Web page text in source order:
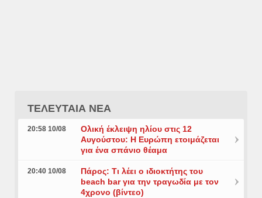
ΤΕΛΕΥΤΑΙΑ ΝΕΑ
20:58 10/08
Ολική έκλειψη ηλίου στις 12
Αυγούστου: Η Ευρώπη ετοιμάζεται
για ένα σπάνιο θέαμα
20:40 10/08
Πάρος: Τι λέει ο ιδιοκτήτης του
beach bar για την τραγωδία με τον
4χρονο (βίντεο)